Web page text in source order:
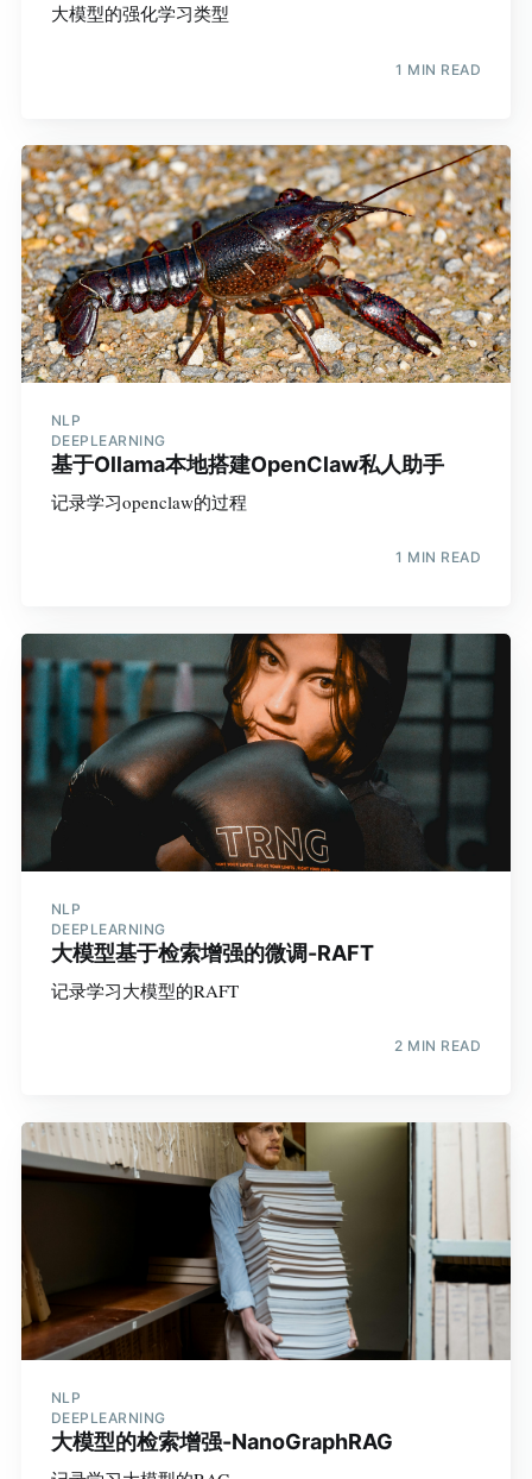
大模型的强化学习类型
1 MIN READ
NLP
DEEPLEARNING
基于Ollama本地搭建OpenClaw私人助手
记录学习openclaw的过程
1 MIN READ
NLP
DEEPLEARNING
大模型基于检索增强的微调-RAFT
记录学习大模型的RAFT
2 MIN READ
NLP
DEEPLEARNING
大模型的检索增强-NanoGraphRAG